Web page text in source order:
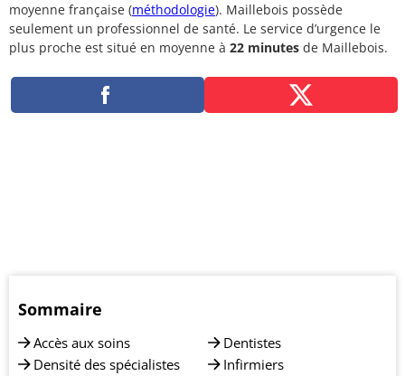
moyenne française (méthodologie). Maillebois possède
seulement un professionnel de santé. Le service d’urgence le
plus proche est situé en moyenne à 22 minutes de Maillebois.
Sommaire
Accès aux soins
Densité des spécialistes
Dentistes
Infirmiers